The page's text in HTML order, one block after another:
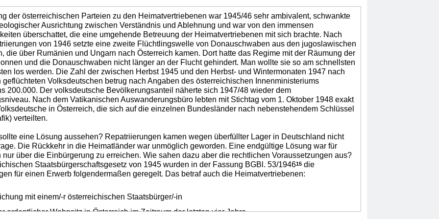
der österreichischen Parteien zu den Heimatvertriebenen war 1945/46 sehr ambivalent, schwankte
Ausrichtung zwischen Verständnis und Ablehnung und war von den immensen
überschattet, die eine umgehende Betreuung der Heimatvertriebenen mit sich brachte. Nach
von 1946 setzte eine zweite Flüchtlingswelle von Donauschwaben aus den jugoslawischen
die über Rumänien und Ungarn nach Österreich kamen. Dort hatte das Regime mit der Räumung der
und die Donauschwaben nicht länger an der Flucht gehindert. Man wollte sie so am schnellsten
los werden. Die Zahl der zwischen Herbst 1945 und den Herbst- und Wintermonaten 1947 nach
geflüchteten Volksdeutschen betrug nach Angaben des österreichischen Innenministeriums
200.000. Der volksdeutsche Bevölkerungsanteil näherte sich 1947/48 wieder dem
Nach dem Vatikanischen Auswanderungsbüro lebten mit Stichtag vom 1. Oktober 1948 exakt
in Österreich, die sich auf die einzelnen Bundesländer nach nebenstehendem Schlüssel
verteilten.
eine Lösung aussehen? Repatriierungen kamen wegen überfüllter Lager in Deutschland nicht
Die Rückkehr in die Heimatländer war unmöglich geworden. Eine endgültige Lösung war für
nur über die Einbürgerung zu erreichen. Wie sahen dazu aber die rechtlichen Voraussetzungen aus?
Staatsbürgerschaftsgesetz von 1945 wurden in der Fassung BGBl. 53/194615 die
für einen Erwerb folgendermaßen geregelt. Das betraf auch die Heimatvertriebenen:
mit einem/-r österreichischen Staatsbürger/-in
ordentlicher Wohnsitz in Österreich im Zeitraum der letzten vier Jahre